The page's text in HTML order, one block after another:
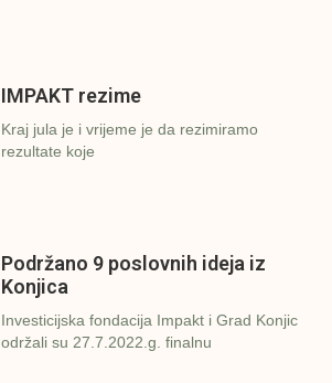
IMPAKT rezime
Kraj jula je i vrijeme je da rezimiramo
rezultate koje
Podržano 9 poslovnih ideja iz
Konjica
Investicijska fondacija Impakt i Grad Konjic
održali su 27.7.2022.g. finalnu